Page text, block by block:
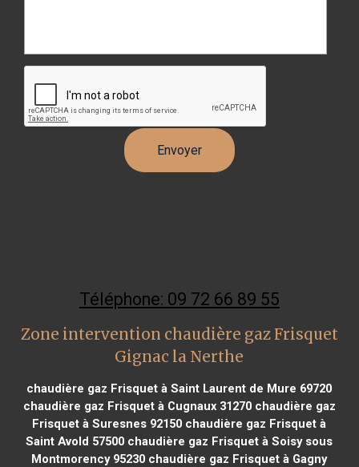
Téléphone: 09 72 66 89 55
Zone intervention chaudière gaz Frisquet
Gignac la Nerthe
chaudière gaz Frisquet à Saint Laurent de Mure 69720
chaudière gaz Frisquet à Cugnaux 31270chaudière gaz
Frisquet à Suresnes 92150 chaudière gaz Frisquet à
Saint Avold 57500 chaudière gaz Frisquet à Soisy sous
Montmorency 95230 chaudière gaz Frisquet à Gagny